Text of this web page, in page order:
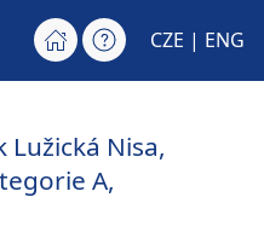
CZE | ENG
Nisa,
A,